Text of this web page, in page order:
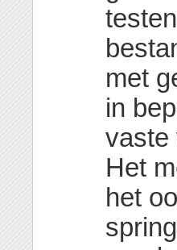
met
in
vaste
Het
het